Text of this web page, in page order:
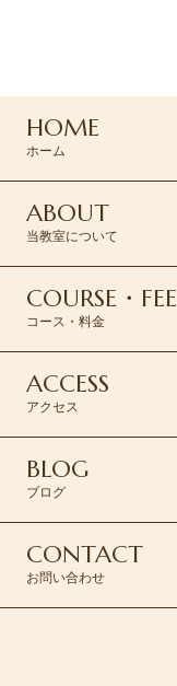
HOME
ホーム
ABOUT
当教室について
COURSE・FEE
コース・料金
ACCESS
アクセス
BLOG
ブログ
CONTACT
お問い合わせ